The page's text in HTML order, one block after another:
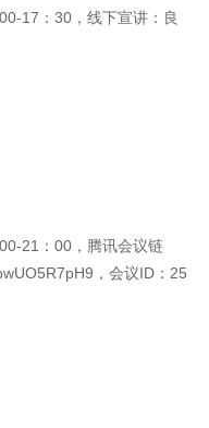
17：30，线下宣讲：良
21：00，腾讯会议链
，会议ID：25